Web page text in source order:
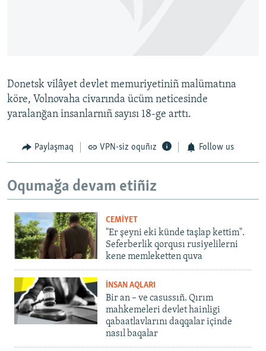
Donetsk vilâyet devlet memuriyetiniñ malümatına
köre, Volnovaha civarında ücüm neticesinde
yaralanğan insanlarnıñ sayısı 18-ge arttı.
Paylaşmaq VPN-siz oquñız Follow us
Oqumağa devam etiñiz
CEMİYET
"Er şeyni eki künde taşlap kettim".
Seferberlik qorqusı rusiyelilerni
kene memleketten quva
İNSAN AQLARI
Bir an – ve casussıñ. Qırım
mahkemeleri devlet hainligi
qabaatlavlarını daqqalar içinde
nasıl baqalar